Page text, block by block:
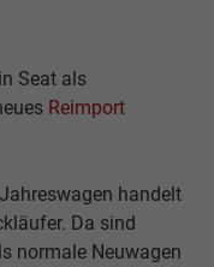
Seat als
Reimport
handelt
Da sind
normale Neuwagen